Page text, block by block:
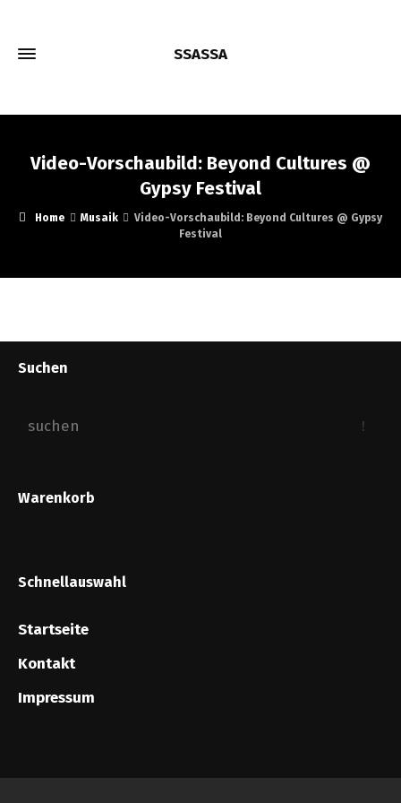
SSASSA
Video-Vorschaubild: Beyond Cultures @
Gypsy Festival
Home Musaik
Video-Vorschaubild: Beyond Cultures @ Gypsy
Festival
Suchen
Warenkorb
Schnellauswahl
Startseite
Kontakt
Impressum